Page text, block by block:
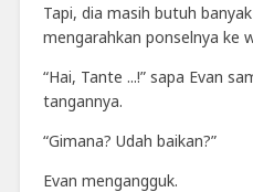
Tapi, dia masih butuh
mengarahkan ponselnya ke
“Hai, Tante ...!” sapa Evan
tangannya.
“Gimana? Udah baikan?”
Evan mengangguk.